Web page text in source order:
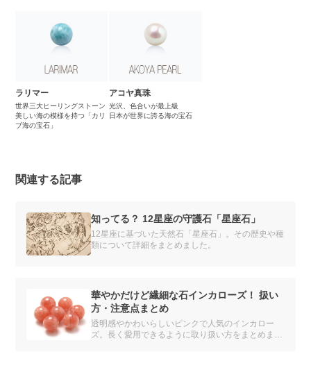
ラリマー
世界三大ヒーリングストーン
美しい海の模様を持つ「カリ
ブ海の宝石」
アコヤ真珠
光沢、色合いが最上級
日本が世界に誇る海の宝石
関連する記事
知ってる？ 12星座の守護石「星座石」
12星座に基づいた天然石「星座石」。その歴史や種
類について詳細をまとめました。
華やかだけど繊細な石インカローズ！ 扱い
方・注意点まとめ
透明感やかわいらしいピンクで人気のインカロー
ズ。長く愛用できるように取り扱い方をまとめまし